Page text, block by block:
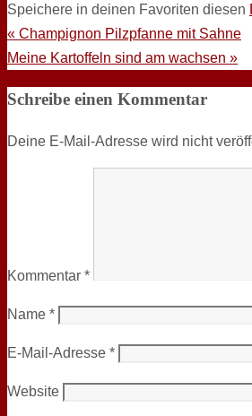
Speichere in deinen Favoriten diesen
« Champignon Pilzpfanne mit Sahne
Meine Kartoffeln sind am wachsen »
Schreibe einen Kommentar
Deine E-Mail-Adresse wird nicht
Kommentar *
Name *
E-Mail-Adresse *
Website